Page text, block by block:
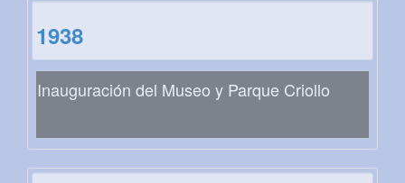
1938
Inauguración del Museo y Parque Criollo